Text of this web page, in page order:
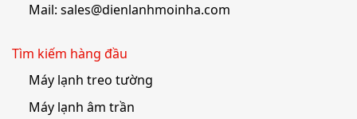
Mail: sales@dienlanhmoinha.com
Tìm kiếm hàng đầu
Máy lạnh treo tường
Máy lạnh âm trần